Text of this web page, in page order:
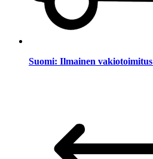
Suomi: Ilmainen vakiotoimitus